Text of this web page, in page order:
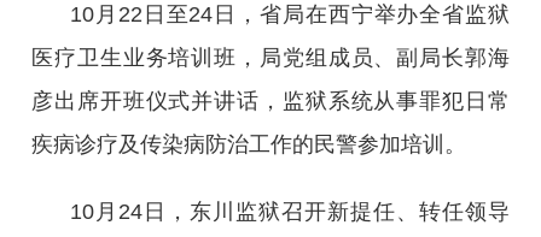
10月22日至24日，省局在西宁举办全省监狱
医疗卫生业务培训班，局党组成员、副局长郭海
彦出席开班仪式并讲话，监狱系统从事罪犯日常
疾病诊疗及传染病防治工作的民警参加培训。
10月24日，东川监狱召开新提任、转任领导